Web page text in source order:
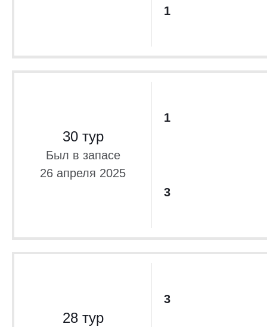
1
30 тур
Был в запасе
26 апреля 2025
1
3
28 тур
3